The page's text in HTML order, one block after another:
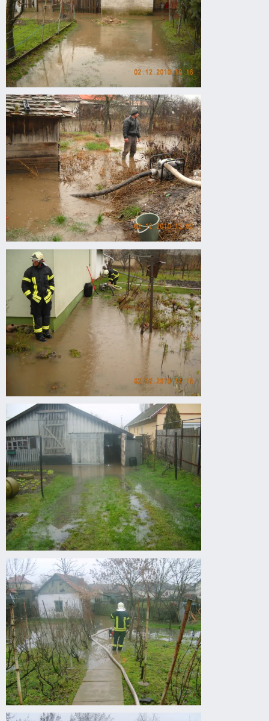
Belvízkárok
Gyomaendrődön.
Belvízkárok
Gyomaendrődön.
Belvízkárok
Gyomaendrődön.
Belvízkárok
Gyomaendrődön.
Belvízkárok